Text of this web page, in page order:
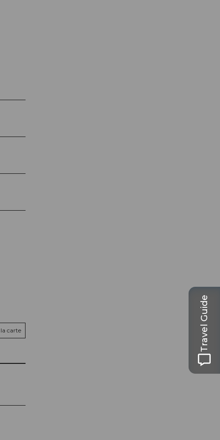
carte Travel Guide